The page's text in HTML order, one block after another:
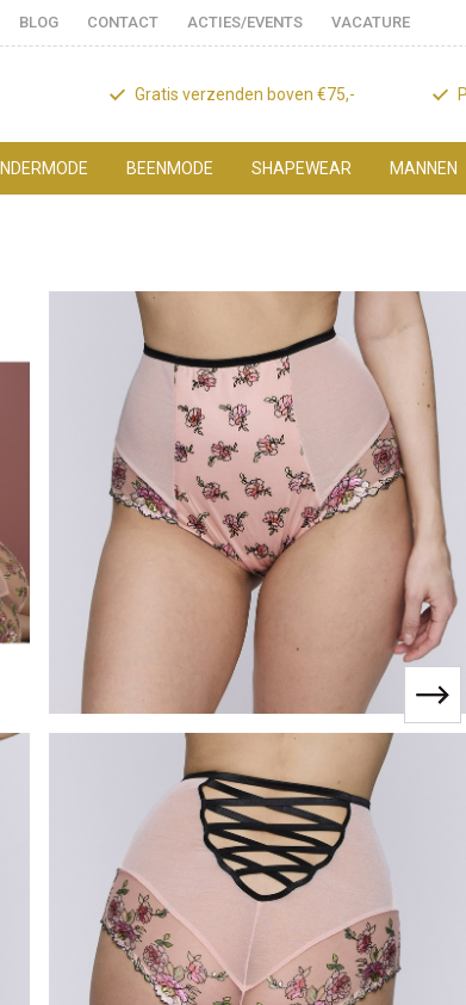
BLOG CONTACT ACTIES/EVENTS VACATURE
Gratis verzenden boven €75,-
BEENMODE SHAPEWEAR MANNEN